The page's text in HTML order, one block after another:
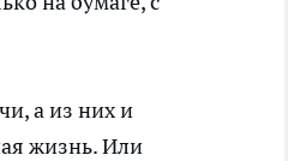
а из них и
жизнь. Или